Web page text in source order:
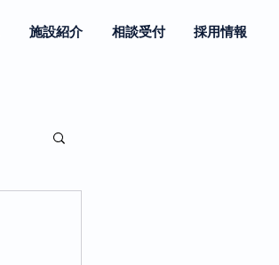
施設紹介 相談受付 採用情報